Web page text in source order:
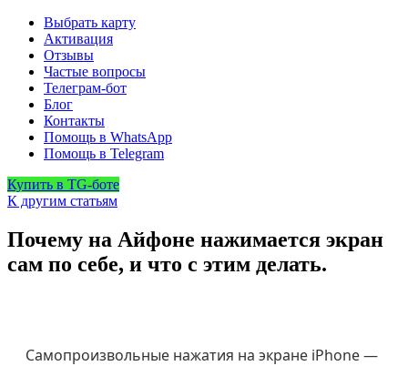
Выбрать карту
Активация
Отзывы
Частые вопросы
Телеграм-бот
Блог
Контакты
Помощь в WhatsApp
Помощь в Telegram
Купить в TG-боте
К другим статьям
Почему на Айфоне нажимается экран
сам по себе, и что с этим делать.
Самопроизвольные нажатия на экране iPhone —